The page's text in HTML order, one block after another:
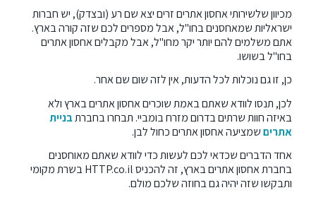
מכיוון שלשירותי אחסון אתרים זרים יצא שם רע (ובצדק), יש חברות
ישראליות שמאחסנים בחו"ל, אבל מספרים לכם שזה קורה בארץ.
אתם משלמים להם יותר יקר מחו"ל, אבל מקבלים אחסון אתרים
בחו"ל בשושו.
כן, זו גם נוכלות לכל הדעות, אין לזה שום שם אחר.
לכן, תנסו לוודא שאתם באמת שוכרים אחסון אתרים בארץ ולא
באיזה חוות שרתים בדרום מזרח בומביי. תבחרו בחברתבניית
אתריםשמציעה אחסון אתרים כחול לבן.
אחד הדברים שכדאי לכם לעשות כדי לוודא שאתם מאוחסנים
בחברת אחסון אתרים בארץ, זה להכניס HTTP.co.il בשרת מקומי
ותבקשו שזה יהיה גם בחוזה שלכם מולם.